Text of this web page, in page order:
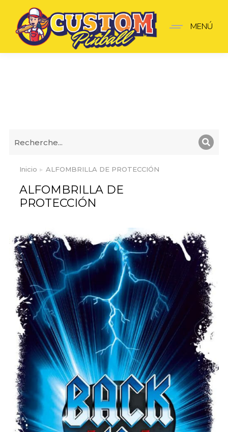
MENÚ
ALFOMBRILLA DE
PROTECCIÓN
Estás aquí:
Inicio ALFOMBRILLA DE PROTECCIÓN